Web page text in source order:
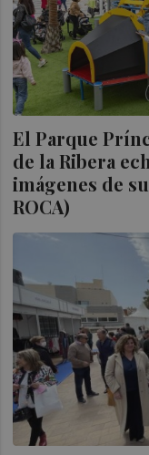
El Parque
de la Ribera
imágenes de
ROCA)